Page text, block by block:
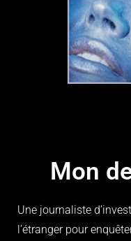
Mon
Une journaliste
l’étranger pour